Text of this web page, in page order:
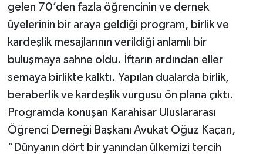
gelen 70’den fazla öğrencinin ve dernek
üyelerinin bir araya geldiği program, birlik ve
kardeşlik mesajlarının verildiği anlamlı bir
buluşmaya sahne oldu. İftarın ardından eller
semaya birlikte kalktı. Yapılan dualarda birlik,
beraberlik ve kardeşlik vurgusu ön plana çıktı.
Programda konuşan Karahisar Uluslararası
Öğrenci Derneği Başkanı Avukat Oğuz Kaçan,
“Dünyanın dört bir yanından ülkemizi tercih